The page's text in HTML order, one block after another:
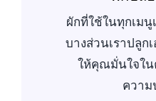
ผักที่ใช้ในทุกเม
บางส่วนเราปลูก
ให้คุณมั่นใจใ
ควา